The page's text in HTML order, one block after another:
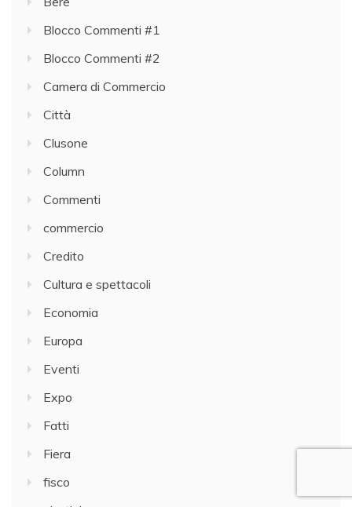
Blocco Commenti #1
Blocco Commenti #2
Camera di Commercio
Città
Clusone
Column
Commenti
commercio
Credito
Cultura e spettacoli
Economia
Europa
Eventi
Expo
Fatti
Fiera
fisco